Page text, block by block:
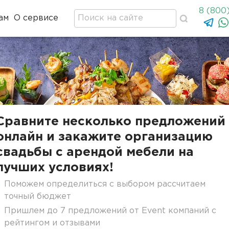
О сервисе
8
несколько предложений
и закажите организацию
с арендой мебели на
условиях!
Поможем определиться с выбором рассчитаем
точный бюджет
Пришлем до 7 предложений от Event компаний с
рейтингом и отзывами